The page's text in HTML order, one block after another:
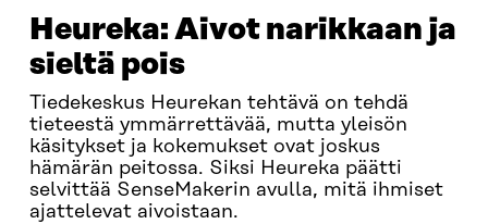
Heureka: Aivot narikkaan ja
sieltä pois
Tiedekeskus Heurekan tehtävä on tehdä
tieteestä ymmärrettävää, mutta yleisön
käsitykset ja kokemukset ovat joskus
hämärän peitossa. Siksi Heureka päätti
selvittää SenseMakerin avulla, mitä ihmiset
ajattelevat aivoistaan.